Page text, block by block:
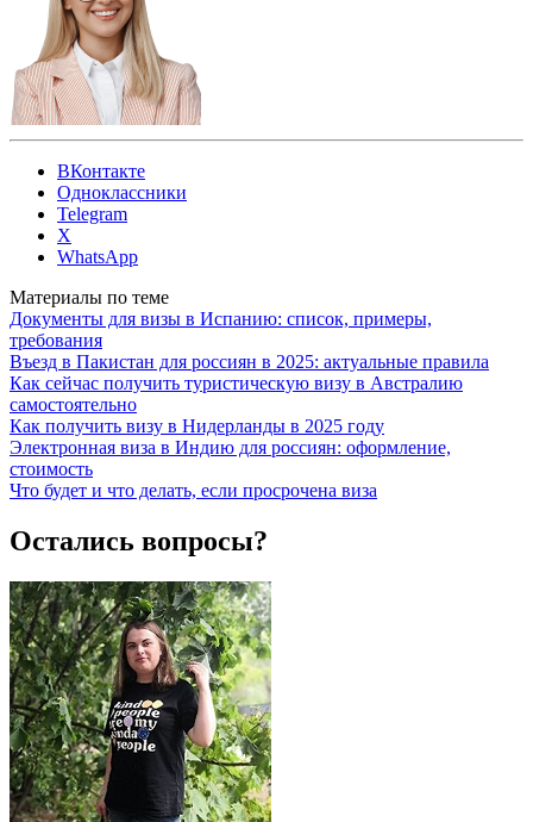
ВКонтакте
Одноклассники
Telegram
X
WhatsApp
Материалы по теме
Документы для визы в Испанию: список, примеры,
требования
Въезд в Пакистан для россиян в 2025: актуальные правила
Как сейчас получить туристическую визу в Австралию
самостоятельно
Как получить визу в Нидерланды в 2025 году
Электронная виза в Индию для россиян: оформление,
стоимость
Что будет и что делать, если просрочена виза
Остались вопросы?